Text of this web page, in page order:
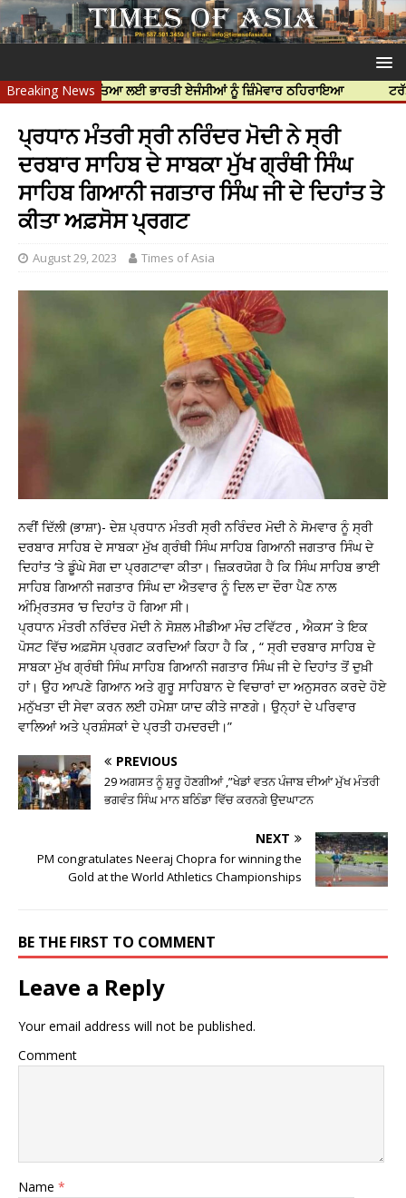
Breaking News
ਦੀ ਹੱਤਿਆ ਲਈ ਭਾਰਤੀ ਏਜੰਸੀਆਂ ਨੂੰ ਜ਼ਿੰਮੇਵਾਰ ਠਹਿਰਾਇਆ ਟਰੱਸਟਡ
ਪ੍ਰਧਾਨ ਮੰਤਰੀ ਸ੍ਰੀ ਨਰਿੰਦਰ ਮੋਦੀ ਨੇ ਸ੍ਰੀ
ਦਰਬਾਰ ਸਾਹਿਬ ਦੇ ਸਾਬਕਾ ਮੁੱਖ ਗ੍ਰੰਥੀ ਸਿੰਘ
ਸਾਹਿਬ ਗਿਆਨੀ ਜਗਤਾਰ ਸਿੰਘ ਜੀ ਦੇ ਦਿਹਾਂਤ ਤੇ
ਕੀਤਾ ਅਫ਼ਸੋਸ ਪ੍ਰਗਟ
August 29, 2023 Times of Asia
ਨਵੀਂ ਦਿੱਲੀ (ਭਾਸ਼ਾ)- ਦੇਸ਼ ਪ੍ਰਧਾਨ ਮੰਤਰੀ ਸ੍ਰੀ ਨਰਿੰਦਰ ਮੋਦੀ ਨੇ ਸੋਮਵਾਰ ਨੂੰ ਸ੍ਰੀ
ਦਰਬਾਰ ਸਾਹਿਬ ਦੇ ਸਾਬਕਾ ਮੁੱਖ ਗ੍ਰੰਥੀ ਸਿੰਘ ਸਾਹਿਬ ਗਿਆਨੀ ਜਗਤਾਰ ਸਿੰਘ ਦੇ
ਦਿਹਾਂਤ ‘ਤੇ ਡੂੰਘੇ ਸੋਗ ਦਾ ਪ੍ਰਗਟਾਵਾ ਕੀਤਾ। ਜ਼ਿਕਰਯੋਗ ਹੈ ਕਿ ਸਿੰਘ ਸਾਹਿਬ ਭਾਈ
ਸਾਹਿਬ ਗਿਆਨੀ ਜਗਤਾਰ ਸਿੰਘ ਦਾ ਐਤਵਾਰ ਨੂੰ ਦਿਲ ਦਾ ਦੌਰਾ ਪੈਣ ਨਾਲ
ਅੰਮ੍ਰਿਤਸਰ ‘ਚ ਦਿਹਾਂਤ ਹੋ ਗਿਆ ਸੀ।
ਪ੍ਰਧਾਨ ਮੰਤਰੀ ਨਰਿੰਦਰ ਮੋਦੀ ਨੇ ਸੋਸ਼ਲ ਮੀਡੀਆ ਮੰਚ ਟਵਿੱਟਰ , ਐਕਸ’ ਤੇ ਇਕ
ਪੋਸਟ ਵਿੱਚ ਅਫ਼ਸੋਸ ਪ੍ਰਗਟ ਕਰਦਿਆਂ ਕਿਹਾ ਹੈ ਕਿ , “ ਸ੍ਰੀ ਦਰਬਾਰ ਸਾਹਿਬ ਦੇ
ਸਾਬਕਾ ਮੁੱਖ ਗ੍ਰੰਥੀ ਸਿੰਘ ਸਾਹਿਬ ਗਿਆਨੀ ਜਗਤਾਰ ਸਿੰਘ ਜੀ ਦੇ ਦਿਹਾਂਤ ਤੋਂ ਦੁਖ਼ੀ
ਹਾਂ। ਉਹ ਆਪਣੇ ਗਿਆਨ ਅਤੇ ਗੁਰੂ ਸਾਹਿਬਾਨ ਦੇ ਵਿਚਾਰਾਂ ਦਾ ਅਨੁਸਰਨ ਕਰਦੇ ਹੋਏ
ਮਨੁੱਖਤਾ ਦੀ ਸੇਵਾ ਕਰਨ ਲਈ ਹਮੇਸ਼ਾ ਯਾਦ ਕੀਤੇ ਜਾਣਗੇ। ਉਨ੍ਹਾਂ ਦੇ ਪਰਿਵਾਰ
ਵਾਲਿਆਂ ਅਤੇ ਪ੍ਰਸ਼ੰਸਕਾਂ ਦੇ ਪ੍ਰਤੀ ਹਮਦਰਦੀ।”
PREVIOUS
29 ਅਗਸਤ ਨੂੰ ਸ਼ੁਰੂ ਹੋਣਗੀਆਂ ,”ਖੇਡਾਂ ਵਤਨ ਪੰਜਾਬ ਦੀਆਂ’ ਮੁੱਖ ਮੰਤਰੀ
ਭਗਵੰਤ ਸਿੰਘ ਮਾਨ ਬਠਿੰਡਾ ਵਿੱਚ ਕਰਨਗੇ ਉਦਘਾਟਨ
NEXT
PM congratulates Neeraj Chopra for winning the
Gold at the World Athletics Championships
BE THE FIRST TO COMMENT
Leave a Reply
Your email address will not be published.
Comment
Name *